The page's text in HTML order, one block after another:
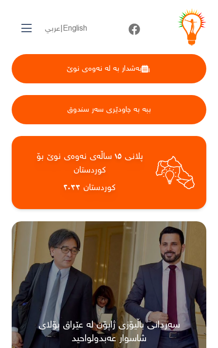
English
|عربي
بەشدار بە لە نەوەی نوێ
ببە بە چاودێری سەر سندوق
پلانی ١٥ ساڵەی نەوەی نوێ بۆ
کوردستان
کوردستان ٢٠٣٣
سەردانی باڵیۆزی ژاپۆن لە عێراق بۆلای
شاسوار عەبدولواحید